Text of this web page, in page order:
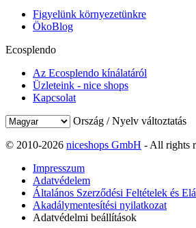
Figyelünk környezetünkre
ÖkoBlog
Ecosplendo
Az Ecosplendo kínálatáról
Üzleteink - nice shops
Kapcsolat
Ország / Nyelv változtatás
© 2010-2026 niceshops GmbH - All rights
Impresszum
Adatvédelem
Általános Szerződési Feltételek és
Akadálymentesítési nyilatkozat
Adatvédelmi beállítások